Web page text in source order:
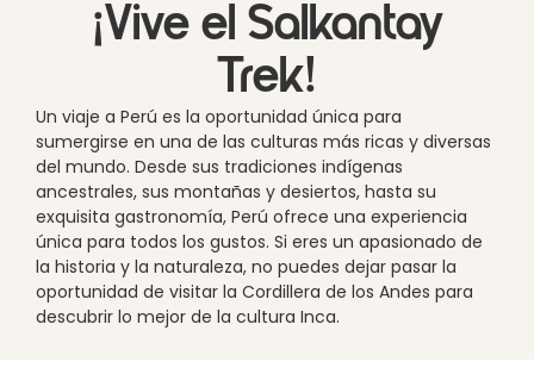
¡Vive el Salkantay
Trek!
Un viaje a Perú es la oportunidad única para
sumergirse en una de las culturas más ricas y diversas
del mundo. Desde sus tradiciones indígenas
ancestrales, sus montañas y desiertos, hasta su
exquisita gastronomía, Perú ofrece una experiencia
única para todos los gustos. Si eres un apasionado de
la historia y la naturaleza, no puedes dejar pasar la
oportunidad de visitar la Cordillera de los Andes para
descubrir lo mejor de la cultura Inca.